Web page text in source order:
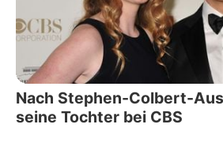
Nach Stephen-Colbert-
seine Tochter bei CBS